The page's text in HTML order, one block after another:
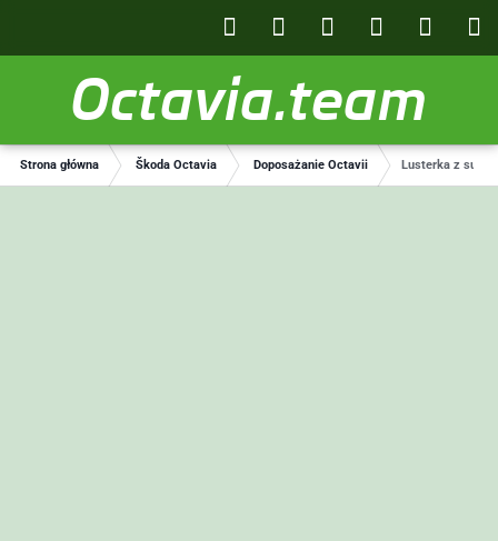
Octavia.team
Strona główna Škoda Octavia Doposażanie Octavii Lusterka z